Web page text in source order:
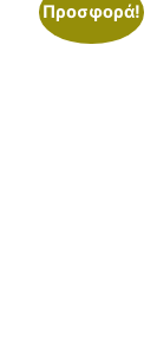
Προσφορά!